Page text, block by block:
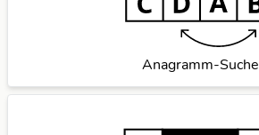
Anagramm-Suche